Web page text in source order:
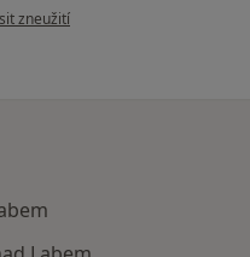
uživatele Bepux
zneužití